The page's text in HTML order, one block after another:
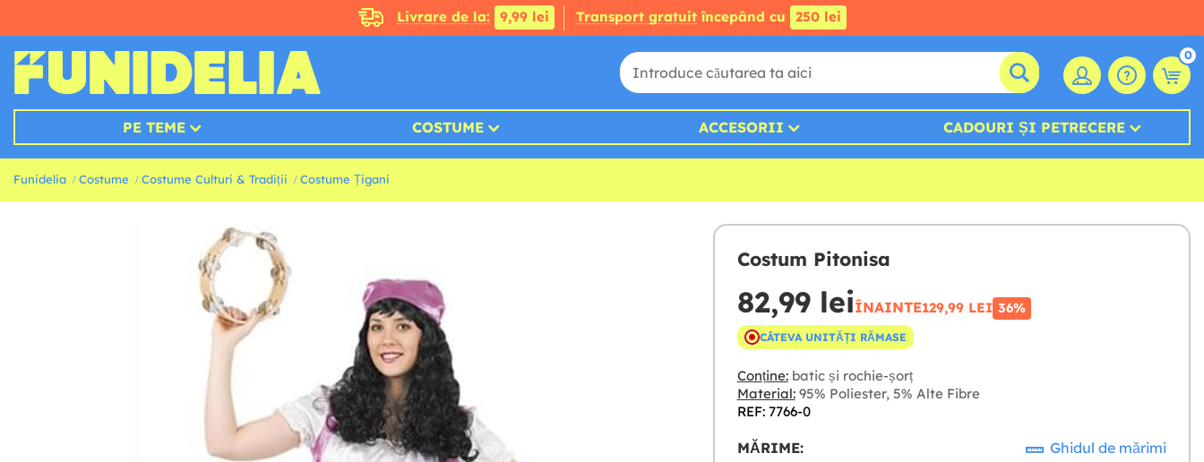
Livrare de la: 9,99 lei Transport gratuitîncepând cu 250 lei
0
PE TEME COSTUME ACCESORII CADOURI ȘI PETRECERE
Funidelia Costume Costume Culturi & Tradiții Costume Țigani
Costum Pitonisa
82,99 leiÎNAINTE129,99 LEI 36%
CÂTEVA UNITĂȚI RĂMASE
Conține:batic și rochie-șorț
Material:95% Poliester, 5% Alte Fibre
REF: 7766-0
MĂRIME: Ghidul de mărimi